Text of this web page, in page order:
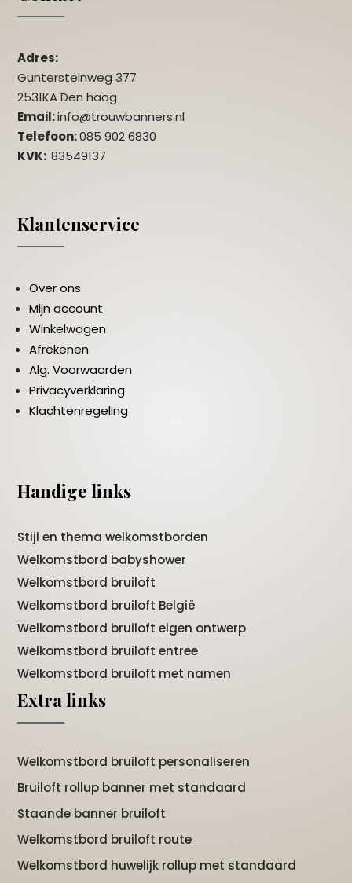
Adres:
Guntersteinweg 377
2531KA Den haag
Email:info@trouwbanners.nl
Telefoon:085 902 6830
KVK:83549137
Klantenservice
Over ons
Mijn account
Winkelwagen
Afrekenen
Alg. Voorwaarden
Privacyverklaring
Klachtenregeling
Handige links
Stijl en thema welkomstborden
Welkomstbord babyshower
Welkomstbord bruiloft
Welkomstbord bruiloft België
Welkomstbord bruiloft eigen ontwerp
Welkomstbord bruiloft entree
Welkomstbord bruiloft met namen
Extra links
Welkomstbord bruiloft personaliseren
Bruiloft rollup banner met standaard
Staande banner bruiloft
Welkomstbord bruiloft route
Welkomstbord huwelijk rollup met standaard